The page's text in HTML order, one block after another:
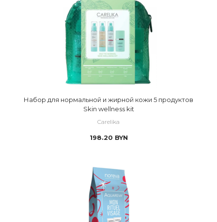
Набор для нормальной и жирной кожи 5 продуктов
Skin wellness kit
Carelika
198.20 BYN